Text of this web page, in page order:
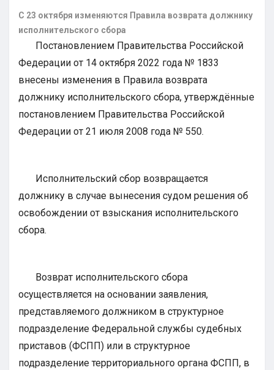
С 23 октября изменяются Правила возврата должнику
исполнительского сбора
Постановлением Правительства Российской
Федерации от 14 октября 2022 года № 1833
внесены изменения в Правила возврата
должнику исполнительского сбора, утверждённые
постановлением Правительства Российской
Федерации от 21 июля 2008 года № 550.
Исполнительский сбор возвращается
должнику в случае вынесения судом решения об
освобождении от взыскания исполнительского
сбора.
Возврат исполнительского сбора
осуществляется на основании заявления,
представляемого должником в структурное
подразделение Федеральной службы судебных
приставов (ФСПП) или в структурное
подразделение территориального органа ФСПП, в